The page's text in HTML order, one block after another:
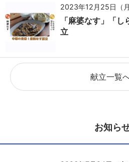
2023年12月25日（月
「麻婆なす」「
立
献立一覧
お知ら